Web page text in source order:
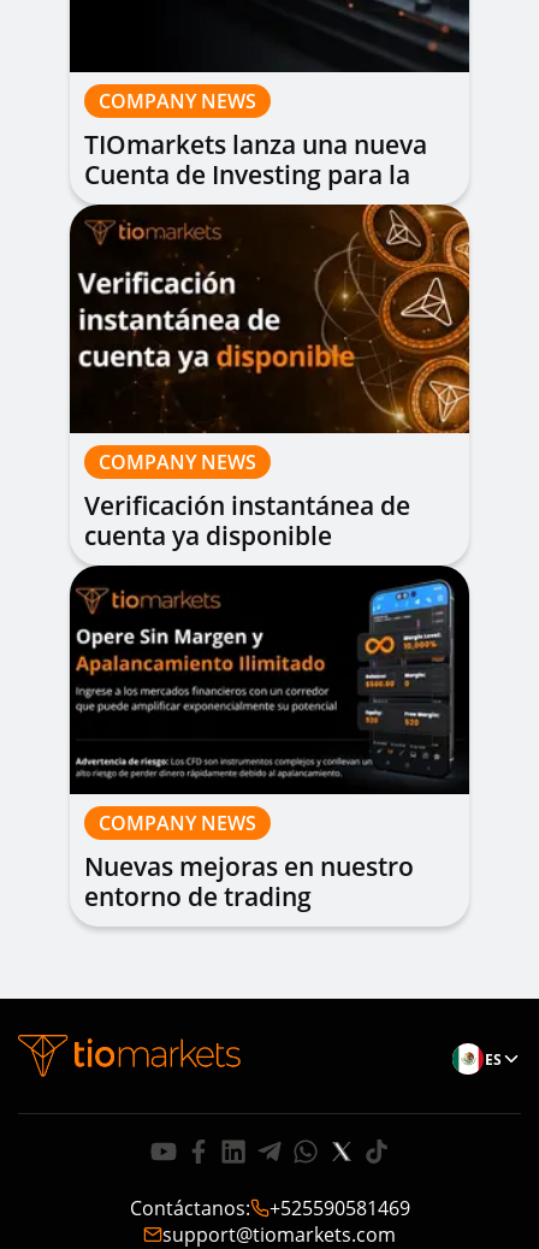
COMPANY NEWS
TIOmarkets lanza una nueva
Cuenta de Investing para la
inversión a largo plazo
COMPANY NEWS
Verificación instantánea de
cuenta ya disponible
COMPANY NEWS
Nuevas mejoras en nuestro
entorno de trading
ES
Contáctanos:
+525590581469
support@tiomarkets.com